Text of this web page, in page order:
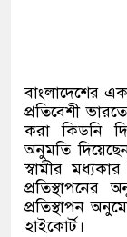
বাংলাদেশের
প্রতিবেশী
করা কিডনি
অনুমতি
স্বামীর
প্রতিস্থাপনের
প্রতিস্থাপন
হাইকোর্ট।